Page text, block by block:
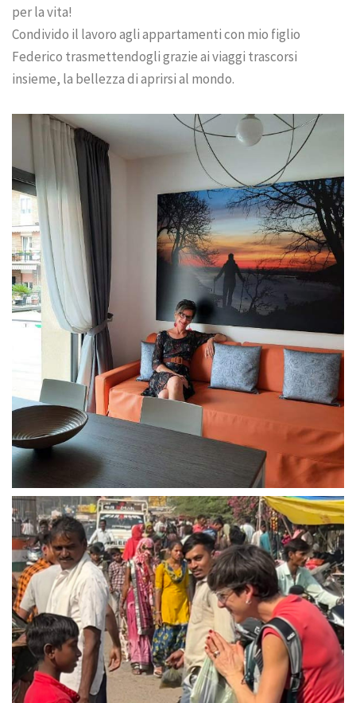
per la vita!
Condivido il lavoro agli appartamenti con mio figlio
Federico trasmettendogli grazie ai viaggi trascorsi
insieme, la bellezza di aprirsi al mondo.